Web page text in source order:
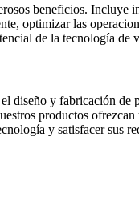
beneficios.
optimizar las
de la tecnología de
y fabricación de
productos
y satisfacer sus